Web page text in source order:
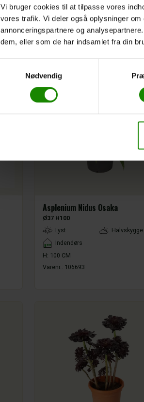
Vi bruger cookies til at tilpasse vores
vores trafik. Vi deler også oplysninger
annonceringspartnere og
dem, eller som de har indsamlet fra din
Nødvendig
LightTypeDirekte sol
Lyst
Placement
Indendørs
Udendørs
H: 200 CM
Varenr.: 123186
Asplenium Nidus Osaka
Ø37 H100
LightType
Lyst
Halvskygge
Placement
Indendørs
H: 100 CM
Varenr.: 106693